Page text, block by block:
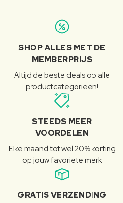
SHOP ALLES MET DE
MEMBERPRIJS
Altijd de beste deals op alle
productcategorieën!
STEEDS MEER
VOORDELEN
Elke maand tot wel 20% korting
op jouw favoriete merk
GRATIS VERZENDING